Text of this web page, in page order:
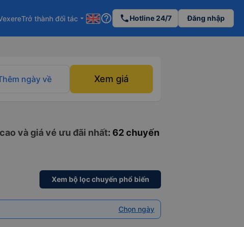
Trở thành đối tác arrow_drop_down help_outline phoneHotline 24/7 Đăng nhập
ngày về Xem giá
và giá vé ưu đãi nhất: 62 chuyến
Xem bộ lọc chuyến phổ biến
Chọn ngày